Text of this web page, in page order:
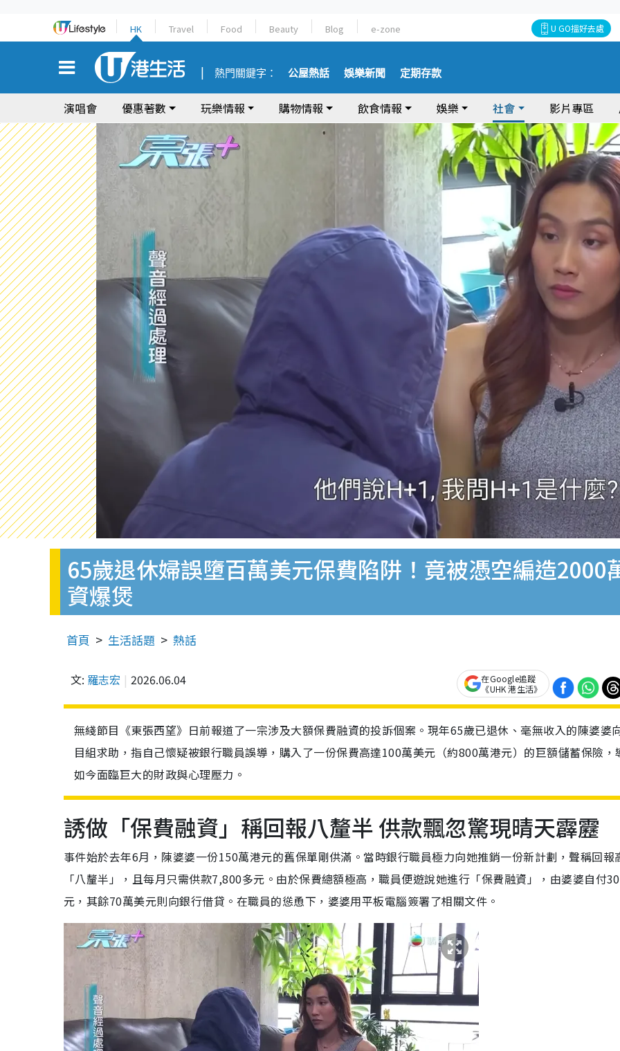
HK Travel Food Beauty Blog e-zone U GO搵好去處
熱門關鍵字： 公屋熱話 娛樂新聞 定期存款
演唱會 優惠著數 玩樂情報 購物情報 飲食情報 娛樂 社會 影片專區
65歲退休婦誤墮百萬美元保費陷阱！竟被憑空編造2000
資爆煲
首頁 生活話題 熱話
文: 羅志宏 2026.06.04
在Google追蹤
《UHK 港生活》
無綫節目《東張西望》日前報道了一宗涉及大額保費融資的投訴個案。現年65歲已退休、毫無收入的陳婆婆
目組求助，指自己懷疑被銀行職員誤導，購入了一份保費高達100萬美元（約800萬港元）的巨額儲蓄保險，
如今面臨巨大的財政與心理壓力。
誘做「保費融資」稱回報八釐半 供款飄忽驚現晴天霹靂
事件始於去年6月，陳婆婆一份150萬港元的舊保單剛供滿。當時銀行職員極力向她推銷一份新計劃，聲稱回報
「八釐半」，且每月只需供款7,800多元。由於保費總額極高，職員便遊說她進行「保費融資」，由婆婆自付
元，其餘70萬美元則向銀行借貸。在職員的慫恿下，婆婆用平板電腦簽署了相關文件。